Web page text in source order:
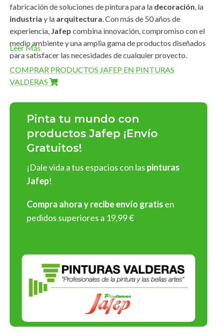
fabricación de soluciones de pintura para la decoración, la
industria y la arquitectura. Con más de 50 años de
experiencia, Jafep combina innovación, compromiso con el
medio ambiente y una amplia gama de productos diseñados
para satisfacer las necesidades de cualquier proyecto.
Amplia Gama de Productos
Pinturas Jafepofrece una línea completa de productos de
alta calidad que destacan por su
impecablesy fácil aplicación:
Pinturas para interiores y exteriores
personalizables.
Barnices y esmaltes
Selladores y revestimientos: Soluciones profesionales
para preparar y proteger superficies antes de aplicar
¡Elige Pinturas Jafep y asegura
resultados espectaculares en
cada aplicación!
Compromiso con la Calidad y el
Medio Ambiente
Leer Más
COMPRAR PRODUCTOS JAFEP EN PINTURAS
VALDERAS
Pinta tu mundo con
productos Jafep ¡Envío
Gratuitos!
¡Dale vida a tus espacios con las pinturas
Jafep!
Compra ahora y recibe envío gratis en
pedidos superiores a 19,99 €